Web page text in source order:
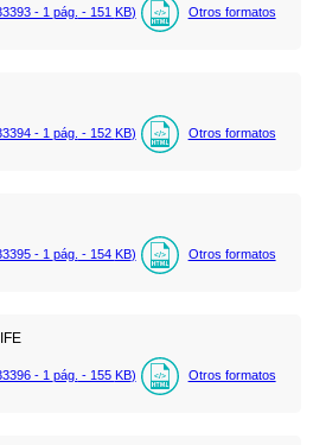
- 1 pág. - 151 KB) Otros formatos
- 1 pág. - 152 KB) Otros formatos
- 1 pág. - 154 KB) Otros formatos
- 1 pág. - 155 KB) Otros formatos